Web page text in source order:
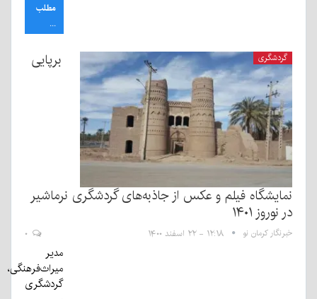
مطلب
...
گردشگری برپایی
نمایشگاه فیلم و عکس از جاذبه‌های گردشگری نرماشیر
در نوروز ۱۴۰۱
خبرنگار کرمان نو ۱۲:۱۸ - ۲۲ اسفند ۱۴۰۰
مدیر
میراث‌فرهنگی،
گردشگری